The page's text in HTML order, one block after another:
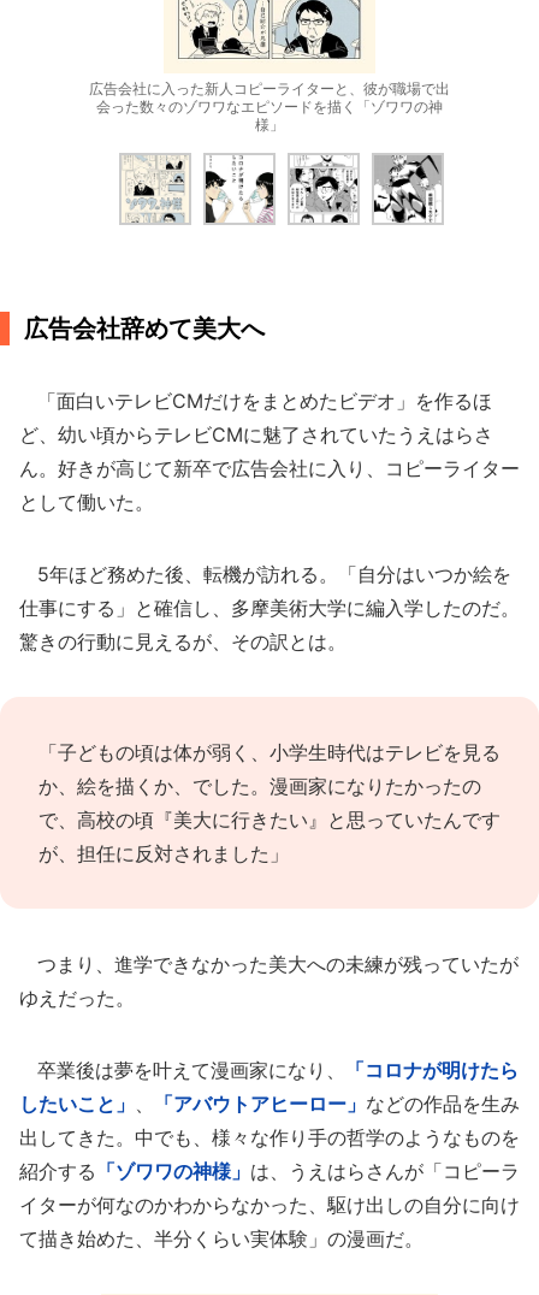
広告会社に入った新人コピーライターと、彼が職場で出
会った数々のゾワワなエピソードを描く「ゾワワの神
様」
広告会社辞めて美大へ
「面白いテレビCMだけをまとめたビデオ」を作るほ
ど、幼い頃からテレビCMに魅了されていたうえはらさ
ん。好きが高じて新卒で広告会社に入り、コピーライター
として働いた。
5年ほど務めた後、転機が訪れる。「自分はいつか絵を
仕事にする」と確信し、多摩美術大学に編入学したのだ。
驚きの行動に見えるが、その訳とは。
「子どもの頃は体が弱く、小学生時代はテレビを見る
か、絵を描くか、でした。漫画家になりたかったの
で、高校の頃『美大に行きたい』と思っていたんです
が、担任に反対されました」
つまり、進学できなかった美大への未練が残っていたが
ゆえだった。
卒業後は夢を叶えて漫画家になり、
「コロナが明けたら
したいこと」 、 「アバウトアヒーロー」 などの作品を生み
出してきた。中でも、様々な作り手の哲学のようなものを
紹介する 「ゾワワの神様」 は、うえはらさんが「コピーラ
イターが何なのかわからなかった、駆け出しの自分に向け
て描き始めた、半分くらい実体験」の漫画だ。